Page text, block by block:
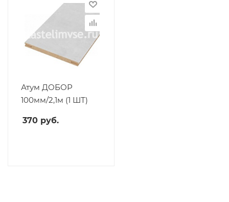
Атум ДОБОР
100мм/2,1м (1 ШТ)
370 руб.